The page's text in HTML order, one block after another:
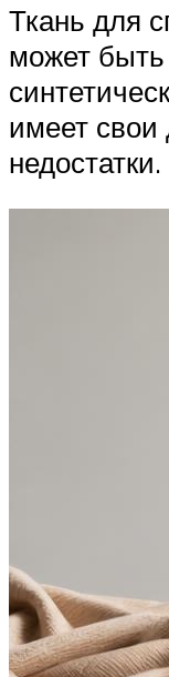
Ткань для
может
имеет свои
недостатки.